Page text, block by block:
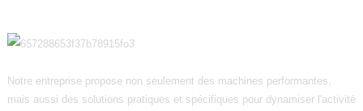
Notre entreprise propose non seulement des machines performantes,
mais aussi des solutions pratiques et spécifiques pour dynamiser l'activité